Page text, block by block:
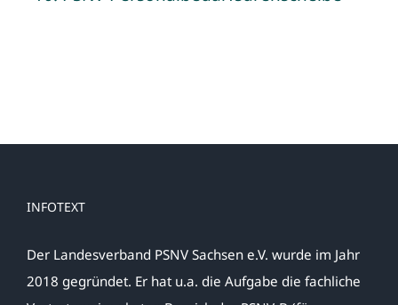
INFOTEXT
Der Landesverband PSNV Sachsen e.V. wurde im Jahr
2018 gegründet. Er hat u.a. die Aufgabe die fachliche